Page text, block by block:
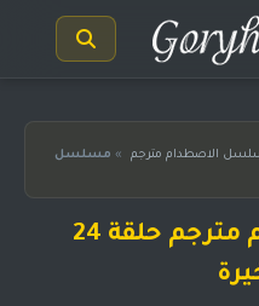
الاصطدام مترجم » مسلسل
مسلسل اصطدام مترجم حلقة 24